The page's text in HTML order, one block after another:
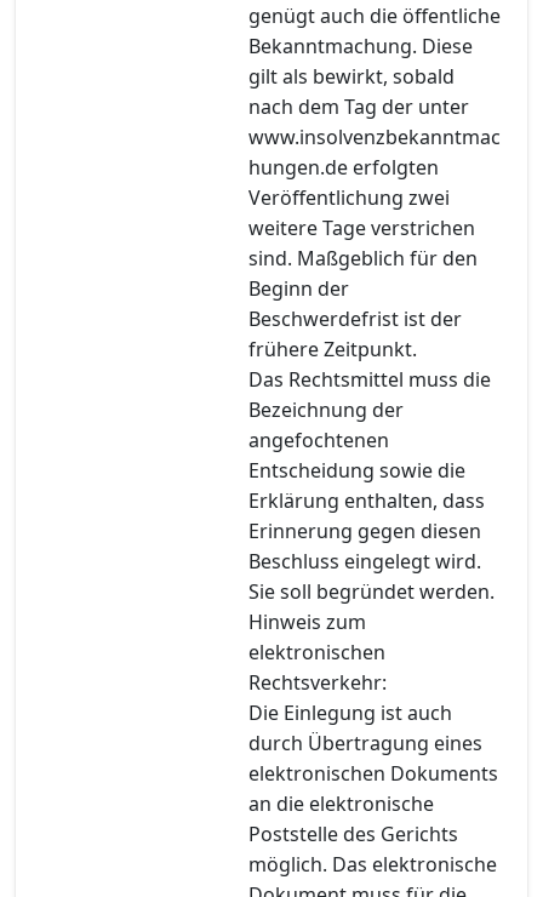
genügt auch die öffentliche
Bekanntmachung. Diese
gilt als bewirkt, sobald
nach dem Tag der unter
www.insolvenzbekanntmac
hungen.de erfolgten
Veröffentlichung zwei
weitere Tage verstrichen
sind. Maßgeblich für den
Beginn der
Beschwerdefrist ist der
frühere Zeitpunkt.
Das Rechtsmittel muss die
Bezeichnung der
angefochtenen
Entscheidung sowie die
Erklärung enthalten, dass
Erinnerung gegen diesen
Beschluss eingelegt wird.
Sie soll begründet werden.
Hinweis zum
elektronischen
Rechtsverkehr:
Die Einlegung ist auch
durch Übertragung eines
elektronischen Dokuments
an die elektronische
Poststelle des Gerichts
möglich. Das elektronische